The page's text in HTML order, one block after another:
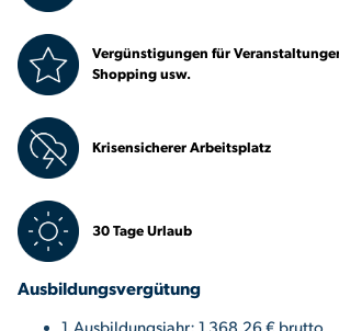
Vergünstigungen für
Shopping usw.
Krisensicherer Arbeitsplatz
30 Tage Urlaub
Ausbildungsvergütung